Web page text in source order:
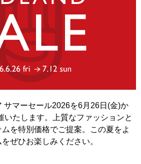
My Story vol.69 デジタ
ルブック
ンサート
グルメ
ランチ
会食・接待
産
＆ゴールド/プラチナ会員限定サービ
ル
クエア プレミアムマガジンにWeb版
ストランを探す
トラン最新情報
トラン
クエア シネマ
ード
ら
ール・会議室
お越しの方
の方
の方
ビス
サマーセール2026を6月26日(金)か
いたします。上質なファッションと
を特別価格でご提案。この夏をよ
ぜひお楽しみください。